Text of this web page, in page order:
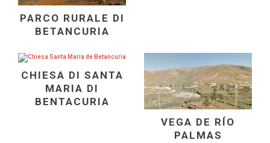
PARCO RURALE DI
BETANCURIA
CHIESA DI SANTA
MARIA DI
BENTACURIA
VEGA DE RÍO
PALMAS